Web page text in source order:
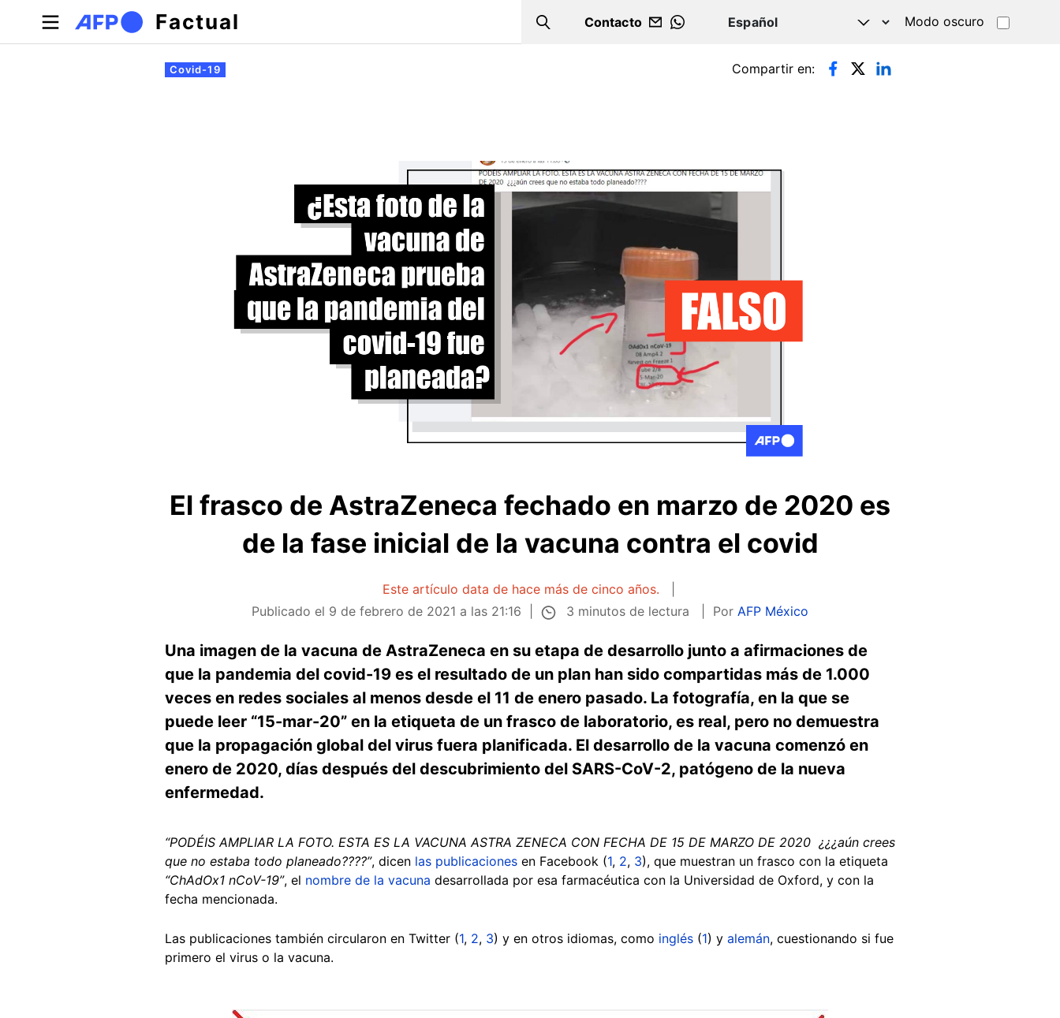
Pasar al contenido principal
Factual Search
Contacto
WHATSAPP
Modo oscuro
Solapas principales
Covid-19 Compartir en:
El frasco de AstraZeneca fechado en marzo de 2020 es
de la fase inicial de la vacuna contra el covid
Este artículo data de hace más de cinco años.
Publicado el 9 de febrero de 2021 a las 21:16 3 minutos de lectura Por AFP México
Una imagen de la vacuna de AstraZeneca en su etapa de desarrollo junto a afirmaciones de
que la pandemia del covid-19 es el resultado de un plan han sido compartidas más de 1.000
veces en redes sociales al menos desde el 11 de enero pasado. La fotografía, en la que se
puede leer “15-mar-20” en la etiqueta de un frasco de laboratorio, es real, pero no demuestra
que la propagación global del virus fuera planificada. El desarrollo de la vacuna comenzó en
enero de 2020, días después del descubrimiento del SARS-CoV-2, patógeno de la nueva
enfermedad.
“PODÉIS AMPLIAR LA FOTO. ESTA ES LA VACUNA ASTRA ZENECA CON FECHA DE 15 DE MARZO DE 2020 ¿¿¿aún crees
que no estaba todo planeado????”, dicen las publicaciones en Facebook (1, 2, 3), que muestran un frasco con la etiqueta
“ChAdOx1 nCoV-19”, el nombre de la vacuna desarrollada por esa farmacéutica con la Universidad de Oxford, y con la
fecha mencionada.
Las publicaciones también circularon en Twitter (1, 2, 3) y en otros idiomas, como inglés (1) y alemán, cuestionando si fue
primero el virus o la vacuna.